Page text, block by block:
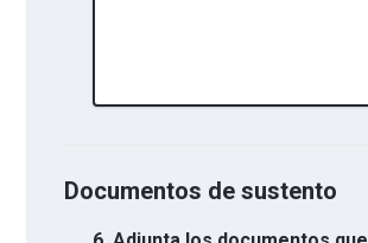
Documentos de sustento